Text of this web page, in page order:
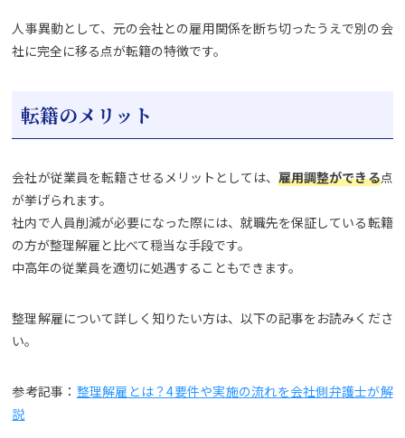
人事異動として、元の会社との雇用関係を断ち切ったうえで別の会
社に完全に移る点が転籍の特徴です。
転籍のメリット
会社が従業員を転籍させるメリットとしては、雇用調整ができる点
が挙げられます。
社内で人員削減が必要になった際には、就職先を保証している転籍
の方が整理解雇と比べて穏当な手段です。
中高年の従業員を適切に処遇することもできます。
整理解雇について詳しく知りたい方は、以下の記事をお読みくださ
い。
参考記事： 整理解雇とは？4要件や実施の流れを会社側弁護士が解
説